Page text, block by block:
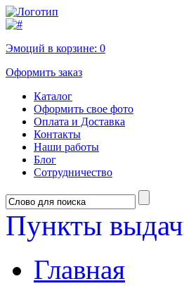
Эмоций в корзине: 0
Оформить заказ
Каталог
Оформить свое фото
Оплата и Доставка
Контакты
Наши работы
Блог
Сотрудничество
Пункты
Главная